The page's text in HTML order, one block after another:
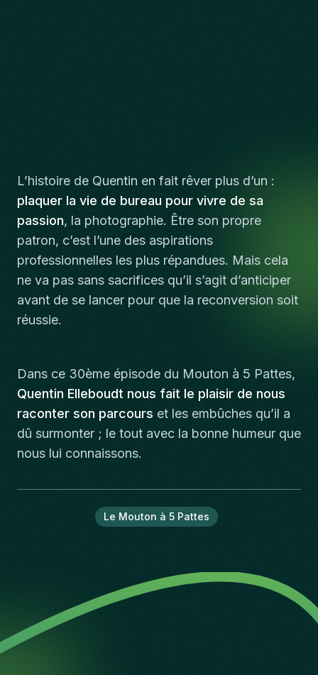
L’histoire de Quentin en fait rêver plus d’un :
plaquer la vie de bureau pour vivre de sa
passion, la photographie. Être son propre
patron, c’est l’une des aspirations
professionnelles les plus répandues. Mais cela
ne va pas sans sacrifices qu’il s’agit d’anticiper
avant de se lancer pour que la reconversion soit
réussie.
Dans ce 30ème épisode du Mouton à 5 Pattes,
Quentin Elleboudt nous fait le plaisir de nous
raconter son parcours et les embûches qu’il a
dû surmonter ; le tout avec la bonne humeur que
nous lui connaissons.
Le Mouton à 5 Pattes